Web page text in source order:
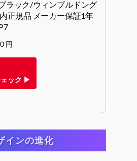
ラック/ウィンブルドング
正規品 メーカー保証1年
円
ック ▶
インの進化